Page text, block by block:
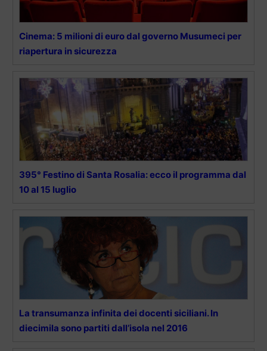
Cinema: 5 milioni di euro dal governo Musumeci per
riapertura in sicurezza
395° Festino di Santa Rosalia: ecco il programma dal
10 al 15 luglio
La transumanza infinita dei docenti siciliani. In
diecimila sono partiti dall’isola nel 2016